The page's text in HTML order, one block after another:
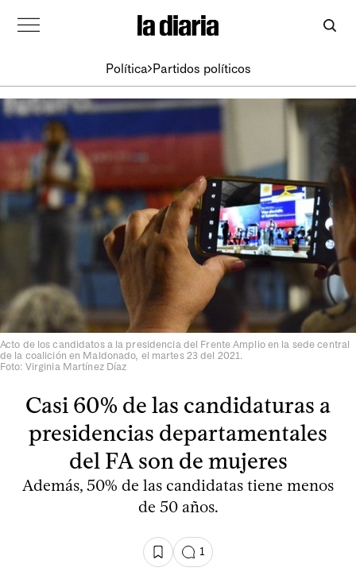
Política Partidos políticos
Acto de los candidatos a la presidencia del Frente Amplio en la sede central
de la coalición en Maldonado, el martes 23 del 2021.
Foto: Virginia Martínez Díaz
Casi 60% de las candidaturas a
presidencias departamentales
del FA son de mujeres
Además, 50% de las candidatas tiene menos
de 50 años.
1